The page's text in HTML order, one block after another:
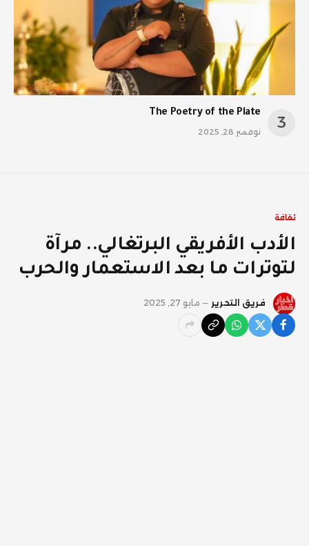
The Poetry of the Plate
نوفمبر 28, 2025
ثقافة
الأدب الأفريقي البرتغالي.. مرآة
لتوترات ما بعد الاستعمار والحرب
فريق التحرير مايو 27, 2025